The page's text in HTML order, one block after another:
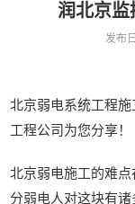
润北京监
发布
北京弱电系统工程
工程公司为您分享！
北京弱电施工的难
分弱电人对这块有